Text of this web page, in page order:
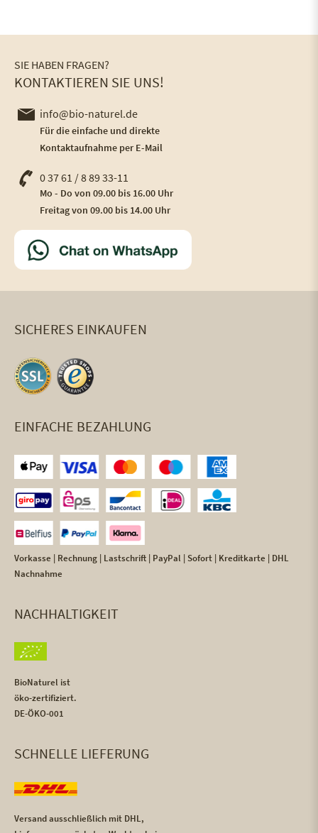
SIE HABEN FRAGEN?
KONTAKTIEREN SIE UNS!
info@bio-naturel.de
Für die einfache und direkte
Kontaktaufnahme per E-Mail
0 37 61 / 8 89 33-11
Mo - Do von 09.00 bis 16.00 Uhr
Freitag von 09.00 bis 14.00 Uhr
SICHERES EINKAUFEN
EINFACHE BEZAHLUNG
Vorkasse | Rechnung | Lastschrift | PayPal | Sofort | Kreditkarte | DHL
Nachnahme
NACHHALTIGKEIT
BioNaturel ist
öko-zertifiziert.
DE-ÖKO-001
SCHNELLE LIEFERUNG
Versand ausschließlich mit DHL,